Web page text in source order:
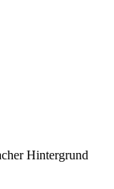
Hintergrund